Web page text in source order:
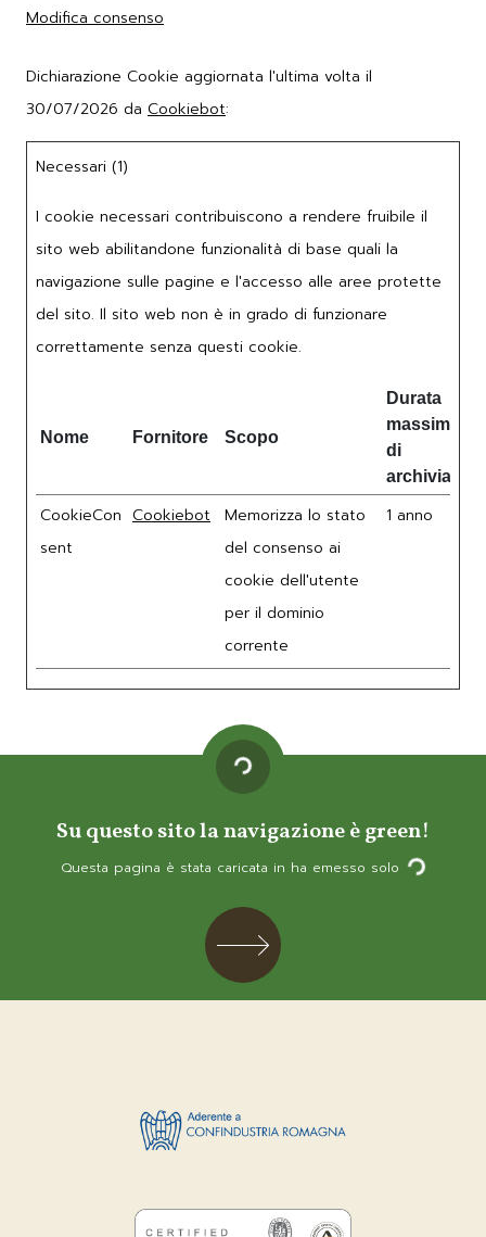
Modifica consenso
Dichiarazione Cookie aggiornata l'ultima volta il
30/07/2026 da Cookiebot:
Necessari (1)
I cookie necessari contribuiscono a rendere fruibile il
sito web abilitandone funzionalità di base quali la
navigazione sulle pagine e l'accesso alle aree protette
del sito. Il sito web non è in grado di funzionare
correttamente senza questi cookie.
Nome Fornitore Scopo
Durata
massima
di
CookieCon
sent
Cookiebot
Memorizza lo stato
del consenso ai
cookie dell'utente
per il dominio
corrente
1 anno
Loading...
Su questo sito la navigazione è green!
Questa pagina è stata caricata in ha emesso solo Loading...